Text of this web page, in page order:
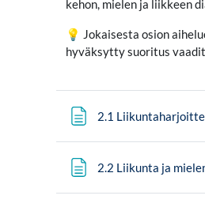
kehon, mielen ja liikkeen
💡 Jokaisesta osion
hyväksytty suoritus
2.1
2.2 Liikunta ja